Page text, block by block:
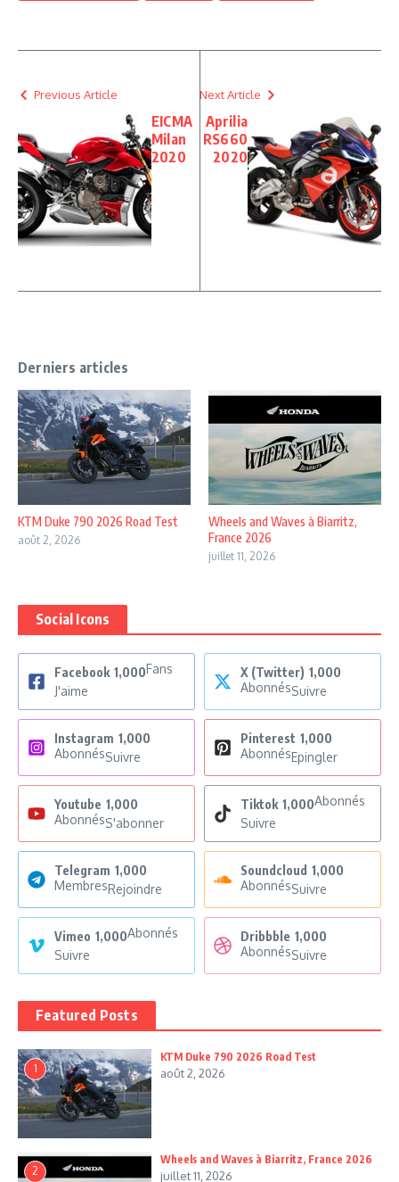
Previous Article
EICMA
Milan
2020
Next Article
Aprilia
RS660
2020
Derniers articles
KTM Duke 790 2026 Road Test
août 2, 2026
Wheels and Waves à Biarritz,
France 2026
juillet 11, 2026
Social Icons
Facebook 1,000Fans
J'aime
X (Twitter) 1,000
AbonnésSuivre
Instagram 1,000
AbonnésSuivre
Pinterest 1,000
AbonnésEpingler
Youtube 1,000
AbonnésS'abonner
Tiktok 1,000Abonnés
Suivre
Telegram 1,000
MembresRejoindre
Soundcloud 1,000
AbonnésSuivre
Vimeo 1,000Abonnés
Suivre
Dribbble 1,000
AbonnésSuivre
Featured Posts
1
KTM Duke 790 2026 Road Test
août 2, 2026
2
Wheels and Waves à Biarritz, France 2026
juillet 11, 2026